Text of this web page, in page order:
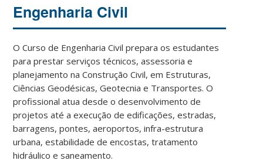
Engenharia Civil
O Curso de Engenharia Civil prepara os estudantes
para prestar serviços técnicos, assessoria e
planejamento na Construção Civil, em Estruturas,
Ciências Geodésicas, Geotecnia e Transportes. O
profissional atua desde o desenvolvimento de
projetos até a execução de edificações, estradas,
barragens, pontes, aeroportos, infra-estrutura
urbana, estabilidade de encostas, tratamento
hidráulico e saneamento.